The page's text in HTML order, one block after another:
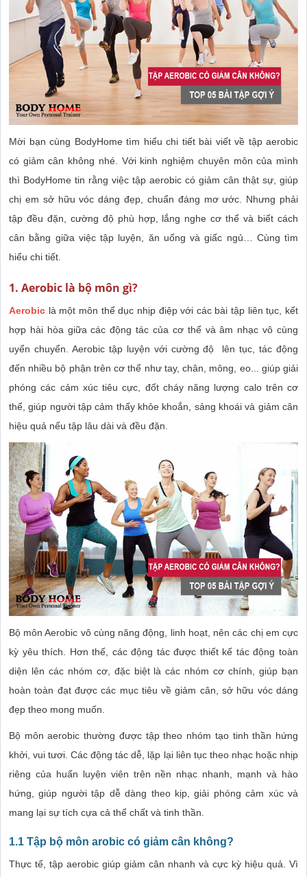
Mời bạn cùng BodyHome tìm hiểu chi tiết bài viết về tập aerobic
có giảm cân không nhé. Với kinh nghiệm chuyên môn của mình
thì BodyHome tin rằng việc tập aerobic có giảm cân thật sự, giúp
chị em sở hữu vóc dáng đẹp, chuẩn đáng mơ ước. Nhưng phải
tập đều đặn, cường độ phù hợp, lắng nghe cơ thể và biết cách
cân bằng giữa việc tập luyện, ăn uống và giấc ngủ… Cùng tìm
hiểu chi tiết.
1. Aerobic là bộ môn gì?
Aerobic là một môn thể dục nhịp điệp với các bài tập liên tục, kết
hợp hài hòa giữa các động tác của cơ thể và âm nhạc vô cùng
uyển chuyển. Aerobic tập luyện với cường độ lên tục, tác động
đến nhiều bộ phận trên cơ thể như tay, chân, mông, eo... giúp giải
phóng các cảm xúc tiêu cực, đốt cháy năng lượng calo trên cơ
thể, giúp người tập cảm thấy khỏe khoắn, sảng khoái và giảm cân
hiệu quả nếu tập lâu dài và đều đặn.
Bộ môn Aerobic vô cùng năng động, linh hoạt, nên các chị em cực
kỳ yêu thích. Hơn thế, các động tác được thiết kế tác động toàn
diện lên các nhóm cơ, đặc biệt là các nhóm cơ chính, giúp bạn
hoàn toàn đạt được các mục tiêu về giảm cân, sở hữu vóc dáng
đẹp theo mong muốn.
Bộ môn aerobic thường được tập theo nhóm tạo tinh thần hứng
khởi, vui tươi. Các động tác dễ, lặp lại liên tục theo nhạc hoặc nhịp
riêng của huấn luyện viên trên nền nhạc nhanh, mạnh và hào
hứng, giúp người tập dễ dàng theo kịp, giải phóng cảm xúc và
mang lại sự tích cựa cả thể chất và tinh thần.
1.1 Tập bộ môn arobic có giảm cân không?
Thực tế, tập aerobic giúp giảm cân nhanh và cực kỳ hiệu quả. Vì